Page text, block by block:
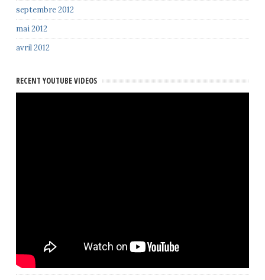
septembre 2012
mai 2012
avril 2012
RECENT YOUTUBE VIDEOS